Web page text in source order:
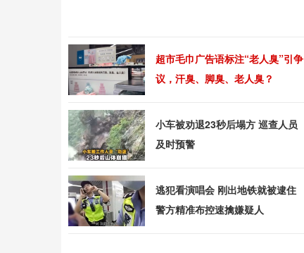
超市毛巾广告语标注“老人臭”引争
议，汗臭、脚臭、老人臭？
小车被劝退23秒后塌方 巡查人员
及时预警
逃犯看演唱会 刚出地铁就被逮住
警方精准布控速擒嫌疑人